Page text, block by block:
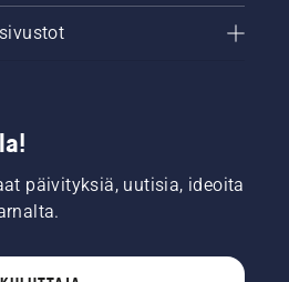
päivityksiä, uutisia, ideoita